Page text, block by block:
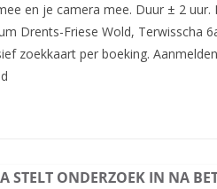
en je camera mee. Duur ± 2 uur.
Drents-Friese Wold, Terwisscha
zoekkaart per boeking.
STELT ONDERZOEK IN NA